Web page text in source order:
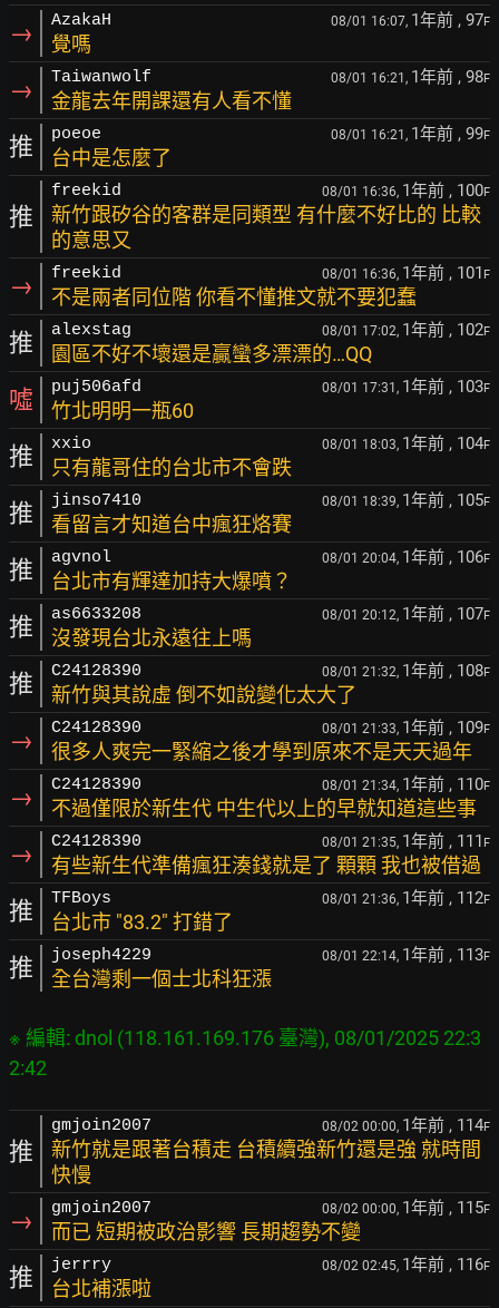
→ AzakaH 08/01 16:07, 1年前 , 97F
覺嗎
→ Taiwanwolf 08/01 16:21, 1年前 , 98F
金龍去年開課還有人看不懂
推 poeoe 08/01 16:21, 1年前 , 99F
台中是怎麼了
推
freekid 08/01 16:36, 1年前 , 100F
新竹跟矽谷的客群是同類型 有什麼不好比的 比較
的意思又
→ freekid 08/01 16:36, 1年前 , 101 F
不是兩者同位階 你看不懂推文就不要犯蠢
推 alexstag 08/01 17:02, 1年前 , 102F
園區不好不壞還是贏蠻多漂漂的…QQ
噓 puj506afd 08/01 17:31, 1年前 , 103F
竹北明明一瓶60
推 xxio 08/01 18:03, 1年前 , 104F
只有龍哥住的台北市不會跌
推 jinso7410 08/01 18:39, 1年前 , 105F
看留言才知道台中瘋狂烙賽
推 agvnol 08/01 20:04, 1年前 , 106F
台北市有輝達加持大爆噴？
推 as6633208 08/01 20:12, 1年前 , 107F
沒發現台北永遠往上嗎
推 C24128390 08/01 21:32, 1年前 , 108F
新竹與其說虛 倒不如說變化太大了
→ C24128390 08/01 21:33, 1年前 , 109F
很多人爽完一緊縮之後才學到原來不是天天過年
→ C24128390 08/01 21:34, 1年前 , 110F
不過僅限於新生代 中生代以上的早就知道這些事
→ C24128390 08/01 21:35, 1年前 , 111 F
有些新生代準備瘋狂湊錢就是了 顆顆 我也被借過
推 TFBoys 08/01 21:36, 1年前 , 112F
台北市 "83.2" 打錯了
推 joseph4229 08/01 22:14, 1年前 , 113F
全台灣剩一個士北科狂漲
※ 編輯: dnol (118.161.169.176 臺灣), 08/01/2025 22:3
推
gmjoin2007 08/02 00:00, 1年前 , 114F
新竹就是跟著台積走 台積續強新竹還是強 就時間
快慢
→ gmjoin2007 08/02 00:00, 1年前 , 115F
而已 短期被政治影響 長期趨勢不變
推 jerrry 08/02 02:45, 1年前 , 116F
台北補漲啦